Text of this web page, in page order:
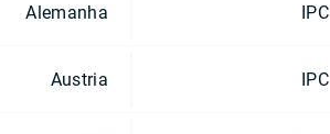
Alemanha IPC
Austria IPC